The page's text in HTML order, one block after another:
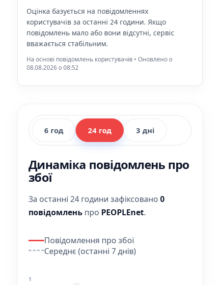
Оцінка базується на повідомленнях
користувачів за останні 24 години. Якщо
повідомлень мало або вони відсутні, сервіс
вважається стабільним.
На основі повідомлень користувачів • Оновлено о
08.08.2026 o 08:52
6 год 24 год 3 дні
Динаміка повідомлень про
збої
За останні 24 години зафіксовано 0
повідомлень про PEOPLEnet.
Повідомлення про збої
Середнє (останні 7 днів)
1